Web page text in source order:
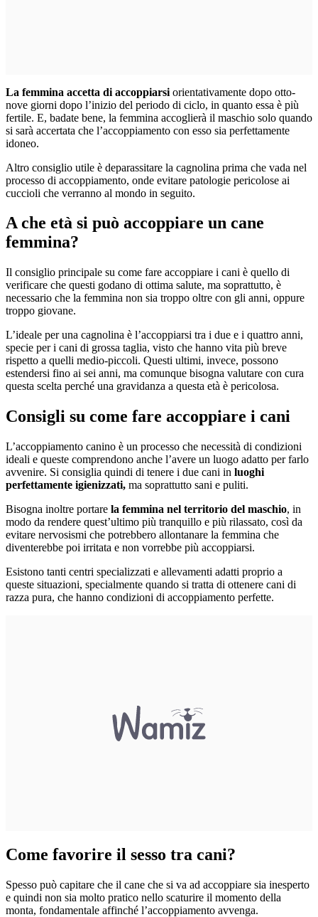
La femmina accetta di accoppiarsi orientativamente dopo otto-
nove giorni dopo l’inizio del periodo di ciclo, in quanto essa è più
fertile. E, badate bene, la femmina accoglierà il maschio solo quando
si sarà accertata che l’accoppiamento con esso sia perfettamente
idoneo.
Altro consiglio utile è deparassitare la cagnolina prima che vada nel
processo di accoppiamento, onde evitare patologie pericolose ai
cuccioli che verranno al mondo in seguito.
A che età si può accoppiare un cane
femmina?
Il consiglio principale su come fare accoppiare i cani è quello di
verificare che questi godano di ottima salute, ma soprattutto, è
necessario che la femmina non sia troppo oltre con gli anni, oppure
troppo giovane.
L’ideale per una cagnolina è l’accoppiarsi tra i due e i quattro anni,
specie per i cani di grossa taglia, visto che hanno vita più breve
rispetto a quelli medio-piccoli. Questi ultimi, invece, possono
estendersi fino ai sei anni, ma comunque bisogna valutare con cura
questa scelta perché una gravidanza a questa età è pericolosa.
Consigli su come fare accoppiare i cani
L’accoppiamento canino è un processo che necessità di condizioni
ideali e queste comprendono anche l’avere un luogo adatto per farlo
avvenire. Si consiglia quindi di tenere i due cani in luoghi
perfettamente igienizzati, ma soprattutto sani e puliti.
Bisogna inoltre portare la femmina nel territorio del maschio, in
modo da rendere quest’ultimo più tranquillo e più rilassato, così da
evitare nervosismi che potrebbero allontanare la femmina che
diventerebbe poi irritata e non vorrebbe più accoppiarsi.
Esistono tanti centri specializzati e allevamenti adatti proprio a
queste situazioni, specialmente quando si tratta di ottenere cani di
razza pura, che hanno condizioni di accoppiamento perfette.
Come favorire il sesso tra cani?
Spesso può capitare che il cane che si va ad accoppiare sia inesperto
e quindi non sia molto pratico nello scaturire il momento della
monta, fondamentale affinché l’accoppiamento avvenga.